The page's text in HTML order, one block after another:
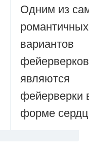
Одним из
романтичных
вариантов
фейерверков
являются
фейерверки
форме